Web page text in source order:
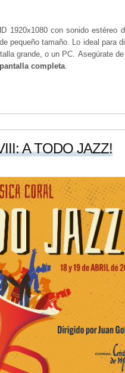
1920x1080 con sonido
pequeño tamaño. Lo ideal para
grande, o un PC. Asegúrate
pantalla completa.
A TODO JAZZ!